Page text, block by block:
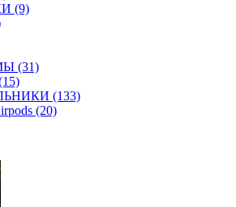
(9)
(31)
(133)
(20)